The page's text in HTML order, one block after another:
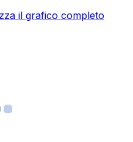
il grafico completo